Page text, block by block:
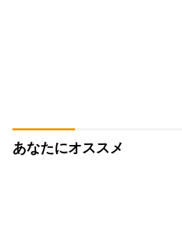
あなたにオススメ